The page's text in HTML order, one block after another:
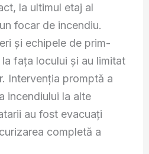
la ultimul etaj al
focar de incendiu.
și echipele de prim-
fața locului și au limitat
Intervenția promptă a
incendiului la alte
au fost evacuați
completă a